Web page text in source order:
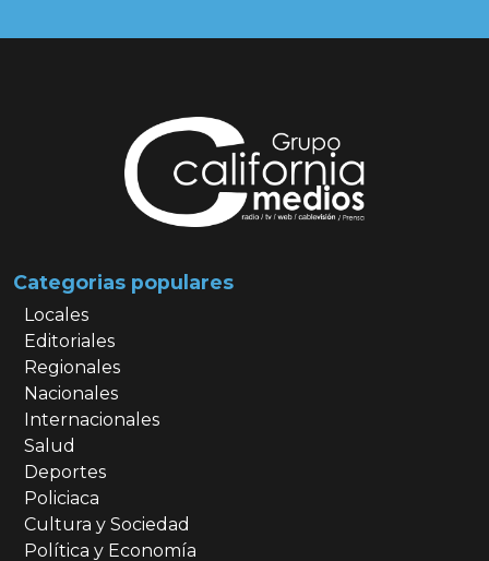
Categorias populares
Locales
Editoriales
Regionales
Nacionales
Internacionales
Salud
Deportes
Policiaca
Cultura y Sociedad
Política y Economía